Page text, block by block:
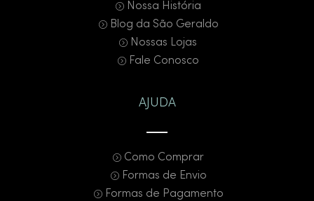
Nossa História
Blog da São Geraldo
Nossas Lojas
Fale Conosco
AJUDA
Como Comprar
Formas de Envio
Formas de Pagamento